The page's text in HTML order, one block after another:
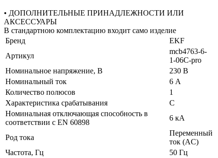
• ДОПОЛНИТЕЛЬНЫЕ ПРИНАДЛЕЖНОСТИ ИЛИ
АКСЕССУАРЫ
В стандартною комплектацию входит само изделие
Бренд
EKF
Артикул
mcb4763-6-
1-06C-pro
Номинальное напряжение, В
230 В
Номинальный ток
6 А
Количество полюсов
1
Характеристика срабатывания
C
Номинальная отключающая способность в
соответствии с EN 60898
6 кА
Род тока
Переменный
ток (AC)
Частота, Гц
50 Гц